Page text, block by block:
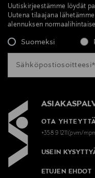
Uutiskirjeestämme löydät
Uutena tilaajana
alennuksen
Suomeksi
OTA
+358 9 1211(pvm/
USEIN
ETUJEN EHDOT